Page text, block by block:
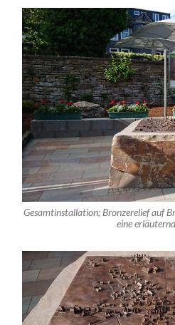
Gesamtinstallation; Bronzerelief auf
eine